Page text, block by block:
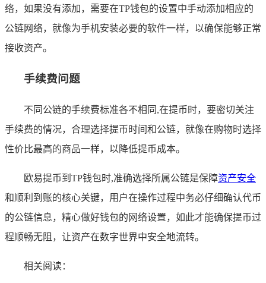
络，如果没有添加，需要在TP钱包的设置中手动添加相应的
公链网络，就像为手机安装必要的软件一样，以确保能够正常
接收资产。
手续费问题
不同公链的手续费标准各不相同,在提币时，要密切关注
手续费的情况，合理选择提币时间和公链，就像在购物时选择
性价比最高的商品一样，以降低提币成本。
欧易提币到TP钱包时,准确选择所属公链是保障资产安全
和顺利到账的核心关键，用户在操作过程中务必仔细确认代币
的公链信息，精心做好钱包的网络设置，如此才能确保提币过
程顺畅无阻，让资产在数字世界中安全地流转。
相关阅读：